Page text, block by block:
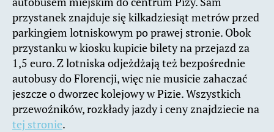
przystanek znajduje się kilkadziesiąt metrów przed
parkingiem lotniskowym po prawej stronie. Obok
przystanku w kiosku kupicie bilety na przejazd za
1,5 euro. Z lotniska odjeżdżają też bezpośrednie
autobusy do Florencji, więc nie musicie zahaczać
jeszcze o dworzec kolejowy w Pizie. Wszystkich
przewoźników, rozkłady jazdy i ceny znajdziecie na
tej stronie.